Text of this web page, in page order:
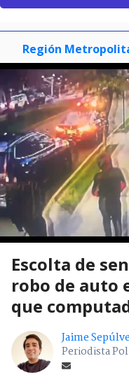
Región
Escolta de
robo de auto
que
Jaime
Periodista